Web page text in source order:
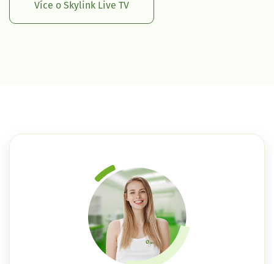
Více o Skylink Live TV